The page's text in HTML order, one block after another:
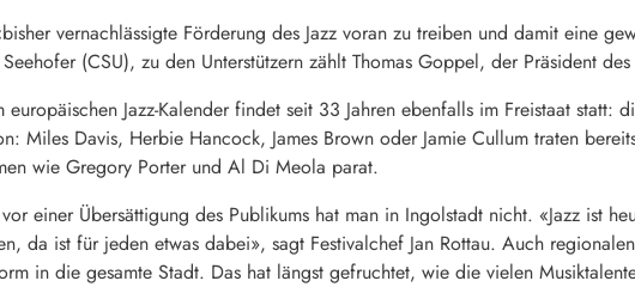
vernachlässigte Förderung des Jazz voran zu treiben und damit eine
(CSU), zu den Unterstützern zählt Thomas Goppel, der Präsident
Jazz-Kalender findet seit 33 Jahren ebenfalls im Freistaat statt:
Miles Davis, Herbie Hancock, James Brown oder Jamie Cullum traten
wie Gregory Porter und Al Di Meola parat.
einer Übersättigung des Publikums hat man in Ingolstadt nicht. «Jazz ist
da ist für jeden etwas dabei», sagt Festivalchef Jan Rottau. Auch
in die gesamte Stadt. Das hat längst gefruchtet, wie die vielen